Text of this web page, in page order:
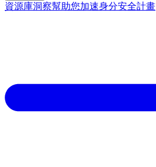
資源庫洞察幫助您加速身分安全計畫